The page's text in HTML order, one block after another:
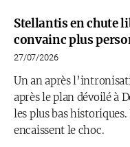
Stellantis en chute
convainc plus
27/07/2026
Un an après
après le plan dévoilé à
les plus bas
encaissent le choc.